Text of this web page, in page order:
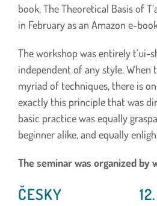
book, The Theoretical Basis of
in February as an Amazon e-
The workshop was entirely t’ui-
independent of any style. When
myriad of techniques, there is
exactly this principle that was
basic practice was equally
beginner alike, and equally
The seminar was organized by
ČESKY